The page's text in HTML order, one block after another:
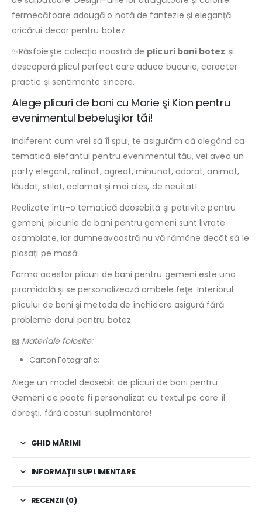
fermecătoare adaugă o notă de fantezie și eleganță
oricărui decor pentru botez.
✨Răsfoieşte colecția noastră de plicuri bani botez și
descoperă plicul perfect care aduce bucurie, caracter
practic și sentimente sincere.
Alege plicuri de bani cu Marie şi Kion pentru
evenimentul bebeluşilor tăi!
Indiferent cum vrei să îi spui, te asigurăm că alegând ca
tematică elefantul pentru evenimentul tău, vei avea un
party elegant, rafinat, agreat, minunat, adorat, animat,
lăudat, stilat, aclamat și mai ales, de neuitat!
Realizate într-o tematică deosebită şi potrivite pentru
gemeni, plicurile de bani pentru gemeni sunt livrate
asamblate, iar dumneavoastră nu vă rămâne decât să le
plasaţi pe masă.
Forma acestor plicuri de bani pentru gemeni este una
piramidală şi se personalizează ambele feţe. Interiorul
plicului de bani şi metoda de închidere asigură fără
probleme darul pentru botez.
▧ Materiale folosite:
Carton Fotografic;
Alege un model deosebit de plicuri de bani pentru
Gemeni ce poate fi personalizat cu textul pe care îl
doreşti, fără costuri suplimentare!
GHID MĂRIMI
INFORMAȚII SUPLIMENTARE
RECENZII (0)